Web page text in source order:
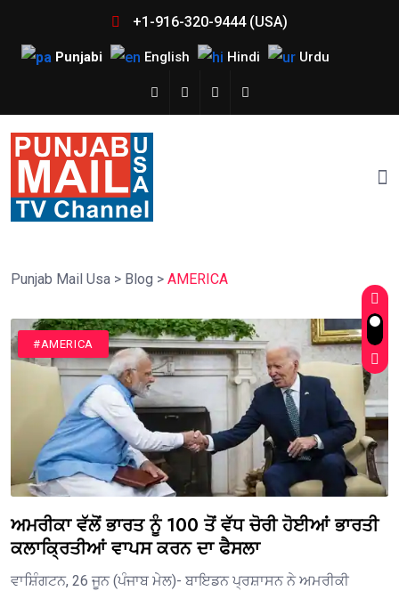
+1-916-320-9444 (USA)
Punjabi English Hindi Urdu
Punjab Mail Usa > Blog > AMERICA
#AMERICA
ਅਮਰੀਕਾ ਵੱਲੋਂ ਭਾਰਤ ਨੂੰ 100 ਤੋਂ ਵੱਧ ਚੋਰੀ ਹੋਈਆਂ ਭਾਰਤੀ
ਕਲਾਕ੍ਰਿਤੀਆਂ ਵਾਪਸ ਕਰਨ ਦਾ ਫੈਸਲਾ
ਵਾਸ਼ਿੰਗਟਨ, 26 ਜੂਨ (ਪੰਜਾਬ ਮੇਲ)- ਬਾਇਡਨ ਪ੍ਰਸ਼ਾਸਨ ਨੇ ਅਮਰੀਕੀ